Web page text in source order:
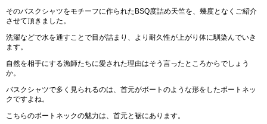
そのバスクシャツをモチーフに作られたBSQ度詰め天竺を、幾度となくご紹介
させて頂きました。
洗濯などで水を通すことで目が詰まり、より耐久性が上がり体に馴染んでいき
ます。
自然を相手にする漁師たちに愛された理由はそう言ったところからでしょう
か。
バスクシャツで多く見られるのは、首元がボートのような形をしたボートネッ
クですよね。
こちらのボートネックの魅力は、首元と裾にあります。